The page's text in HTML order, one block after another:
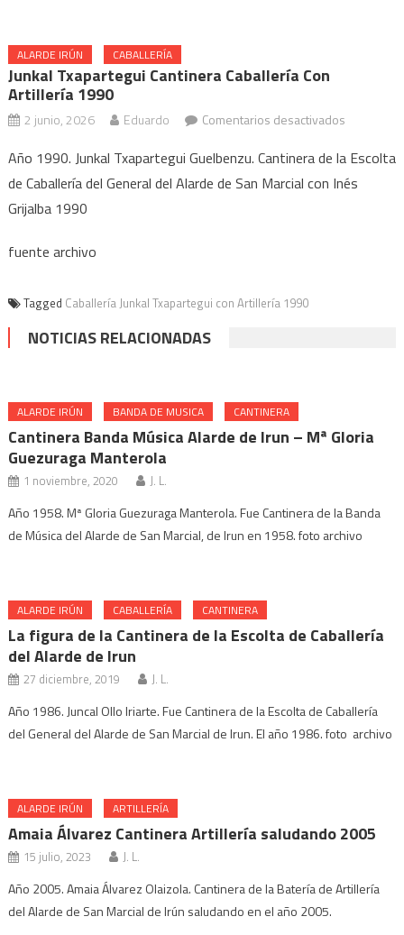
ALARDE IRÚN CABALLERÍA
Junkal Txapartegui Cantinera Caballería Con
Artillería 1990
2 junio, 2026 Eduardo Comentarios desactivadosen
Cantinera
Año 1990. Junkal Txapartegui Guelbenzu. Cantinera de la Escolta
de Caballería del General del Alarde de San Marcial con Inés
Grijalba 1990
fuente archivo
Tagged Caballería Junkal Txapartegui con Artillería 1990
NOTICIAS RELACIONADAS
ALARDE IRÚN BANDA DE MUSICA CANTINERA
Cantinera Banda Música Alarde de Irun – Mª Gloria
Guezuraga Manterola
1 noviembre, 2020 J. L.
Año 1958. Mª Gloria Guezuraga Manterola. Fue Cantinera de la Banda
de Música del Alarde de San Marcial, de Irun en 1958. foto archivo
ALARDE IRÚN CABALLERÍA CANTINERA
La figura de la Cantinera de la Escolta de Caballería
del Alarde de Irun
27 diciembre, 2019 J. L.
Año 1986. Juncal Ollo Iriarte. Fue Cantinera de la Escolta de Caballería
del General del Alarde de San Marcial de Irun. El año 1986. foto archivo
ALARDE IRÚN ARTILLERÍA
Amaia Álvarez Cantinera Artillería saludando 2005
15 julio, 2023 J. L.
Año 2005. Amaia Álvarez Olaizola. Cantinera de la Batería de Artillería
del Alarde de San Marcial de Irún saludando en el año 2005.